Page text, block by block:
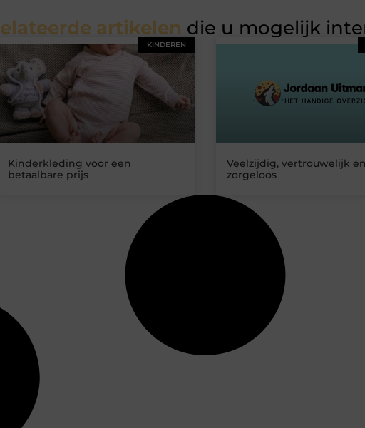
artikelen die u mogelijk
KINDEREN
Kinderkleding voor een
betaalbare prijs
Veelzijdig, vertrouwelijk
zorgeloos